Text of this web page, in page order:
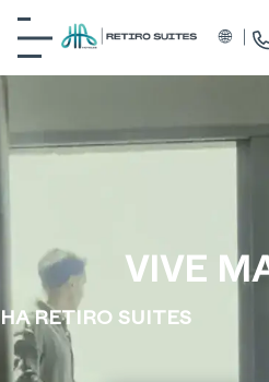
VIVE
HA RETIRO SUITES